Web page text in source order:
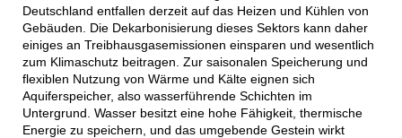
Deutschland entfallen derzeit auf das Heizen und Kühlen von
Gebäuden. Die Dekarbonisierung dieses Sektors kann daher
einiges an Treibhausgasemissionen einsparen und wesentlich
zum Klimaschutz beitragen. Zur saisonalen Speicherung und
flexiblen Nutzung von Wärme und Kälte eignen sich
Aquiferspeicher, also wasserführende Schichten im
Untergrund. Wasser besitzt eine hohe Fähigkeit, thermische
Energie zu speichern, und das umgebende Gestein wirkt